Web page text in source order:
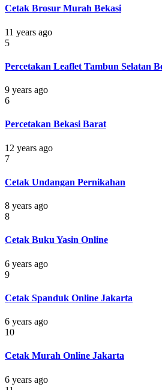
Cetak Brosur Murah Bekasi
11 years ago
5
Percetakan Leaflet Tambun Selatan
9 years ago
6
Percetakan Bekasi Barat
12 years ago
7
Cetak Undangan Pernikahan
8 years ago
8
Cetak Buku Yasin Online
6 years ago
9
Cetak Spanduk Online Jakarta
6 years ago
10
Cetak Murah Online Jakarta
6 years ago